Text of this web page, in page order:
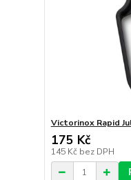
Victorinox Rapid
175 Kč
145 Kč bez DPH